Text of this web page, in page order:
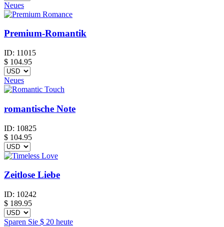
Neues
Premium-Romantik
ID: 11015
$ 104.95
Neues
romantische Note
ID: 10825
$ 104.95
Zeitlose Liebe
ID: 10242
$ 189.95
Sparen Sie $ 20 heute